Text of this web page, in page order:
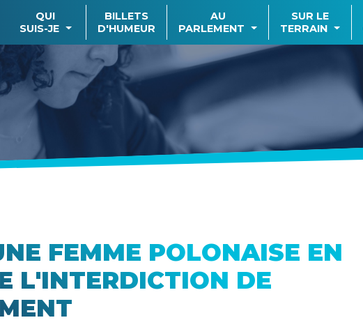
QUI
SUIS-JE
BILLETS
D'HUMEUR
AU
PARLEMENT
SUR LE
TERRAIN
FEMME POLONAISE EN
L'INTERDICTION DE